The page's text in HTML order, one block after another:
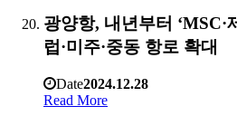
광양항, 내년부터
럽·미주·중동 항로 확대
Date2024.12.28
Read More